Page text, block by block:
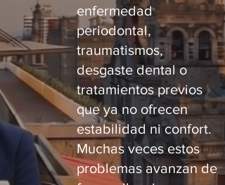
enfermedad
periodontal,
traumatismos,
desgaste dental o
tratamientos previos
que ya no ofrecen
estabilidad ni confort.
Muchas veces estos
problemas avanzan de